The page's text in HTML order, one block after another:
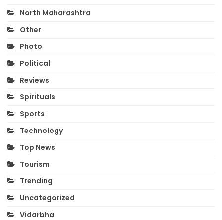
North Maharashtra
Other
Photo
Political
Reviews
Spirituals
Sports
Technology
Top News
Tourism
Trending
Uncategorized
Vidarbha